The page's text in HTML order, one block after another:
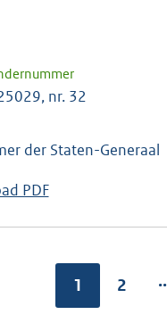
nr. 32
der Staten-Generaal
PDF
1 2